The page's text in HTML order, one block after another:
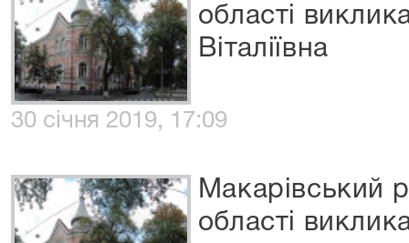
області
Віталіївна
30 січня 2019, 17:09
Макарівський
області